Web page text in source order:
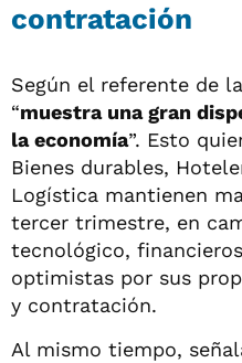
contratación
Según el referente de
“muestra una gran
la economía”. Esto
Bienes durables,
Logística mantienen
tercer trimestre, en
tecnológico,
optimistas por sus
y contratación.
Al mismo tiempo,